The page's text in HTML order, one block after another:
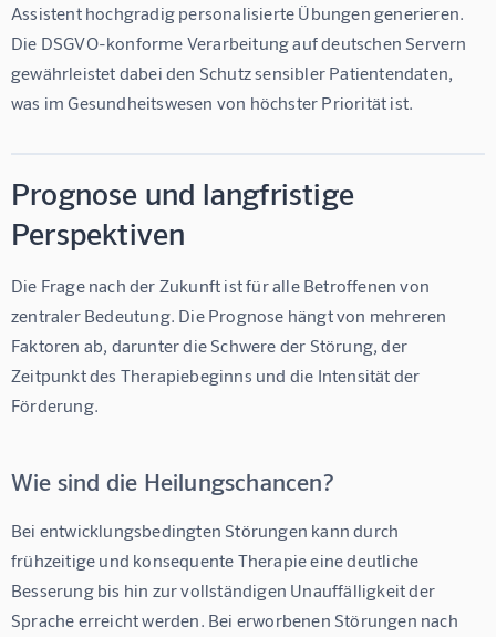
Assistent hochgradig personalisierte Übungen generieren.
Die DSGVO-konforme Verarbeitung auf deutschen Servern
gewährleistet dabei den Schutz sensibler Patientendaten,
was im Gesundheitswesen von höchster Priorität ist.
Prognose und langfristige
Perspektiven
Die Frage nach der Zukunft ist für alle Betroffenen von
zentraler Bedeutung. Die Prognose hängt von mehreren
Faktoren ab, darunter die Schwere der Störung, der
Zeitpunkt des Therapiebeginns und die Intensität der
Förderung.
Wie sind die Heilungschancen?
Bei entwicklungsbedingten Störungen kann durch
frühzeitige und konsequente Therapie eine deutliche
Besserung bis hin zur vollständigen Unauffälligkeit der
Sprache erreicht werden. Bei erworbenen Störungen nach